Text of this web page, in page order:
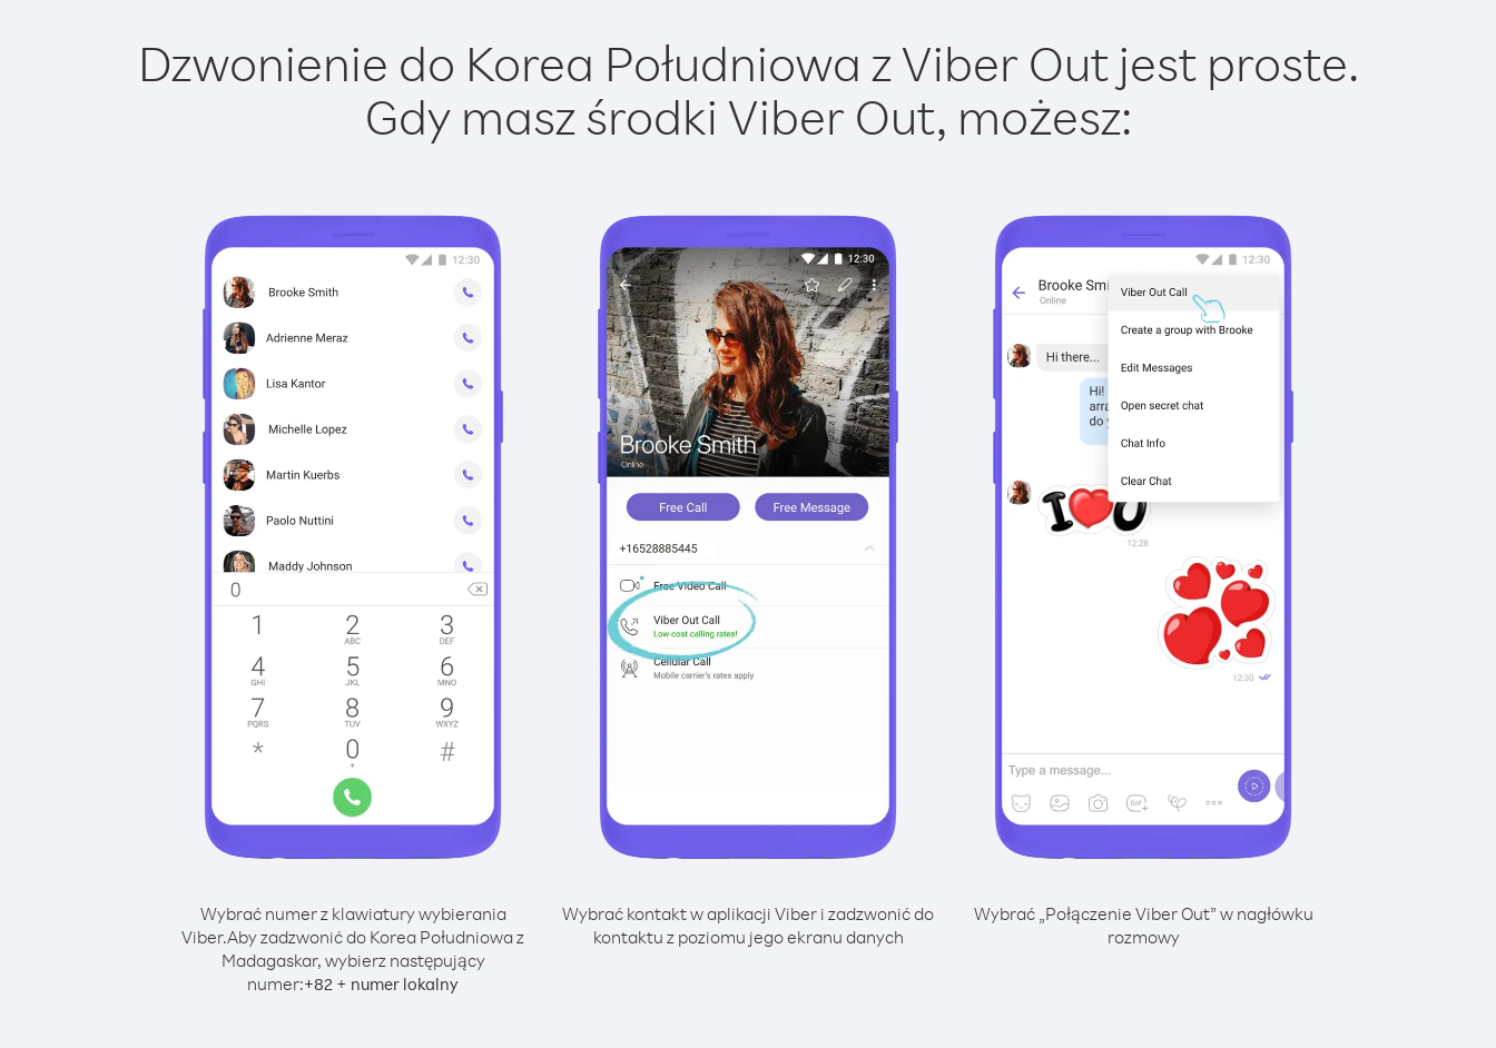
Dzwonienie do Korea Południowa z Viber Out jest proste.
Gdy masz środki Viber Out, możesz:
Wybrać numer z klawiatury wybierania
Viber.Aby zadzwonić do Korea Południowa z
Madagaskar, wybierz następujący
numer:+82 + numer lokalny
Wybrać kontakt w aplikacji Viber i zadzwonić do
kontaktu z poziomu jego ekranu danych
Wybrać „Połączenie Viber Out” w nagłówku
rozmowy